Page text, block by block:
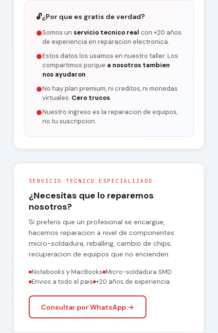
🔓¿Por que es gratis de verdad?
●Somos un servicio tecnico real con +20 años
de experiencia en reparacion electronica.
●Estos datos los usamos en nuestro taller. Los
compartimos porque a nosotros tambien
nos ayudaron.
●No hay plan premium, ni creditos, ni monedas
virtuales. Cero trucos.
●Nuestro ingreso es la reparacion de equipos,
no tu suscripcion.
SERVICIO TECNICO ESPECIALIZADO
¿Necesitas que lo reparemos
nosotros?
Si preferis que un profesional se encargue,
hacemos reparacion a nivel de componentes:
micro-soldadura, reballing, cambio de chips,
recuperacion de equipos que no encienden.
Notebooks y MacBooks Micro-soldadura SMD
Envios a todo el pais +20 años de experiencia
Consultar por WhatsApp →